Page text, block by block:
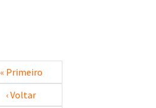
« Primeiro
‹ VoltarPágina anterior